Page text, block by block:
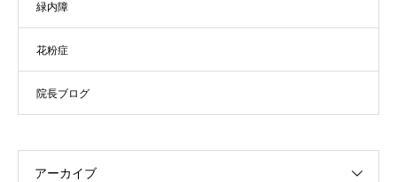
緑内障
花粉症
院長ブログ
アーカイブ